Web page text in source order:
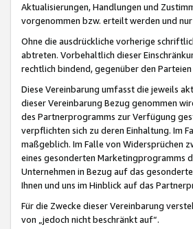
Aktualisierungen, Handlungen und
vorgenommen bzw. erteilt werden und
Ohne die ausdrückliche vorherige
abtreten. Vorbehaltlich dieser
rechtlich bindend, gegenüber den
Diese Vereinbarung umfasst die jeweils
dieser Vereinbarung Bezug genommen
des Partnerprogramms zur Verfügung
verpflichten sich zu deren Einhaltung. Im
maßgeblich. Im Falle von Widersprüchen
eines gesonderten Marketingprogramms
Unternehmen in Bezug auf das
Ihnen und uns im Hinblick auf das
Für die Zwecke dieser Vereinbarung
von „jedoch nicht beschränkt auf“.